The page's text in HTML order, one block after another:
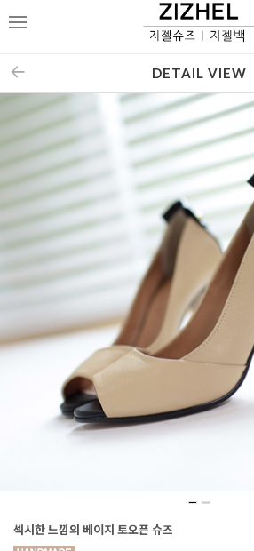
메
DETAIL VIEW
섹시한 느낌의 베이지 토오픈 슈즈